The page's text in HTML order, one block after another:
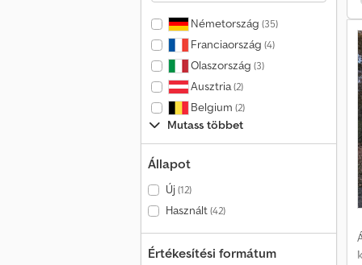
Németország (35)
Franciaország (4)
Olaszország (3)
Ausztria(2)
Belgium (2)
Mutass többet
Állapot
Új(12)
Használt(42)
Értékesítési formátum